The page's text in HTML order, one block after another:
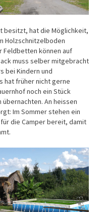
besitzt, hat die Möglichkeit,
Holzschnitzelboden
Feldbetten können auf
muss selber mitgebracht
bei Kindern und
hat früher nicht gerne
noch ein Stück
An heissen
Im Sommer stehen ein
die Camper bereit, damit